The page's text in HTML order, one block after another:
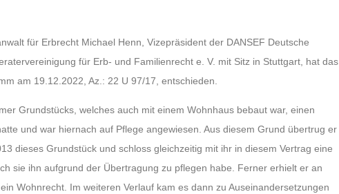
für Erbrecht Michael Henn, Vizepräsident der DANSEF Deutsche
für Erb- und Familienrecht e. V. mit Sitz in Stuttgart, hat das
am 19.12.2022, Az.: 22 U 97/17, entschieden.
Grundstücks, welches auch mit einem Wohnhaus bebaut war, einen
und war hiernach auf Pflege angewiesen. Aus diesem Grund übertrug er
dieses Grundstück und schloss gleichzeitig mit ihr in diesem Vertrag eine
sie ihn aufgrund der Übertragung zu pflegen habe. Ferner erhielt er an
Wohnrecht. Im weiteren Verlauf kam es dann zu Auseinandersetzungen